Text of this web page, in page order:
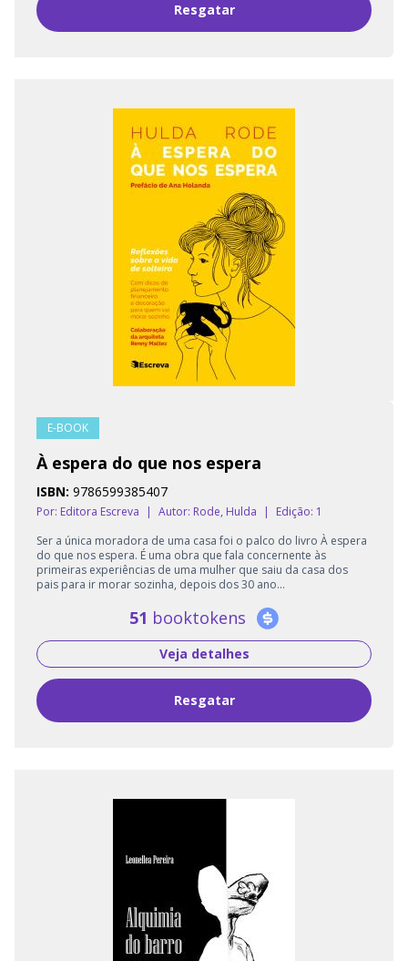
Resgatar
E-BOOK
À espera do que nos espera
ISBN: 9786599385407
Por: Editora Escreva | Autor: Rode, Hulda |
Edição: 1
Ser a única moradora de uma casa foi o palco do livro À espera
do que nos espera. É uma obra que fala concernente às
primeiras experiências de uma mulher que saiu da casa dos
pais para ir morar sozinha, depois dos 30 ano...
51 booktokens
Veja detalhes
Resgatar